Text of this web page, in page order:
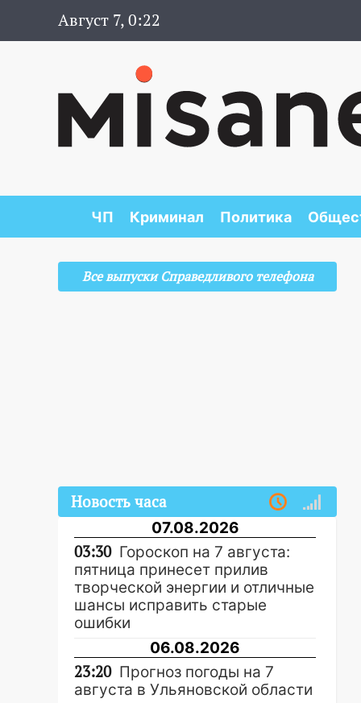
Август 7, 0:22
ЧП Криминал Политика
Все выпуски Справедливого телефона
Новость часа
07.08.2026
03:30 Гороскоп на 7 августа:
пятница принесет прилив
творческой энергии и отличные
шансы исправить старые
ошибки
06.08.2026
23:20 Прогноз погоды на 7
августа в Ульяновской области